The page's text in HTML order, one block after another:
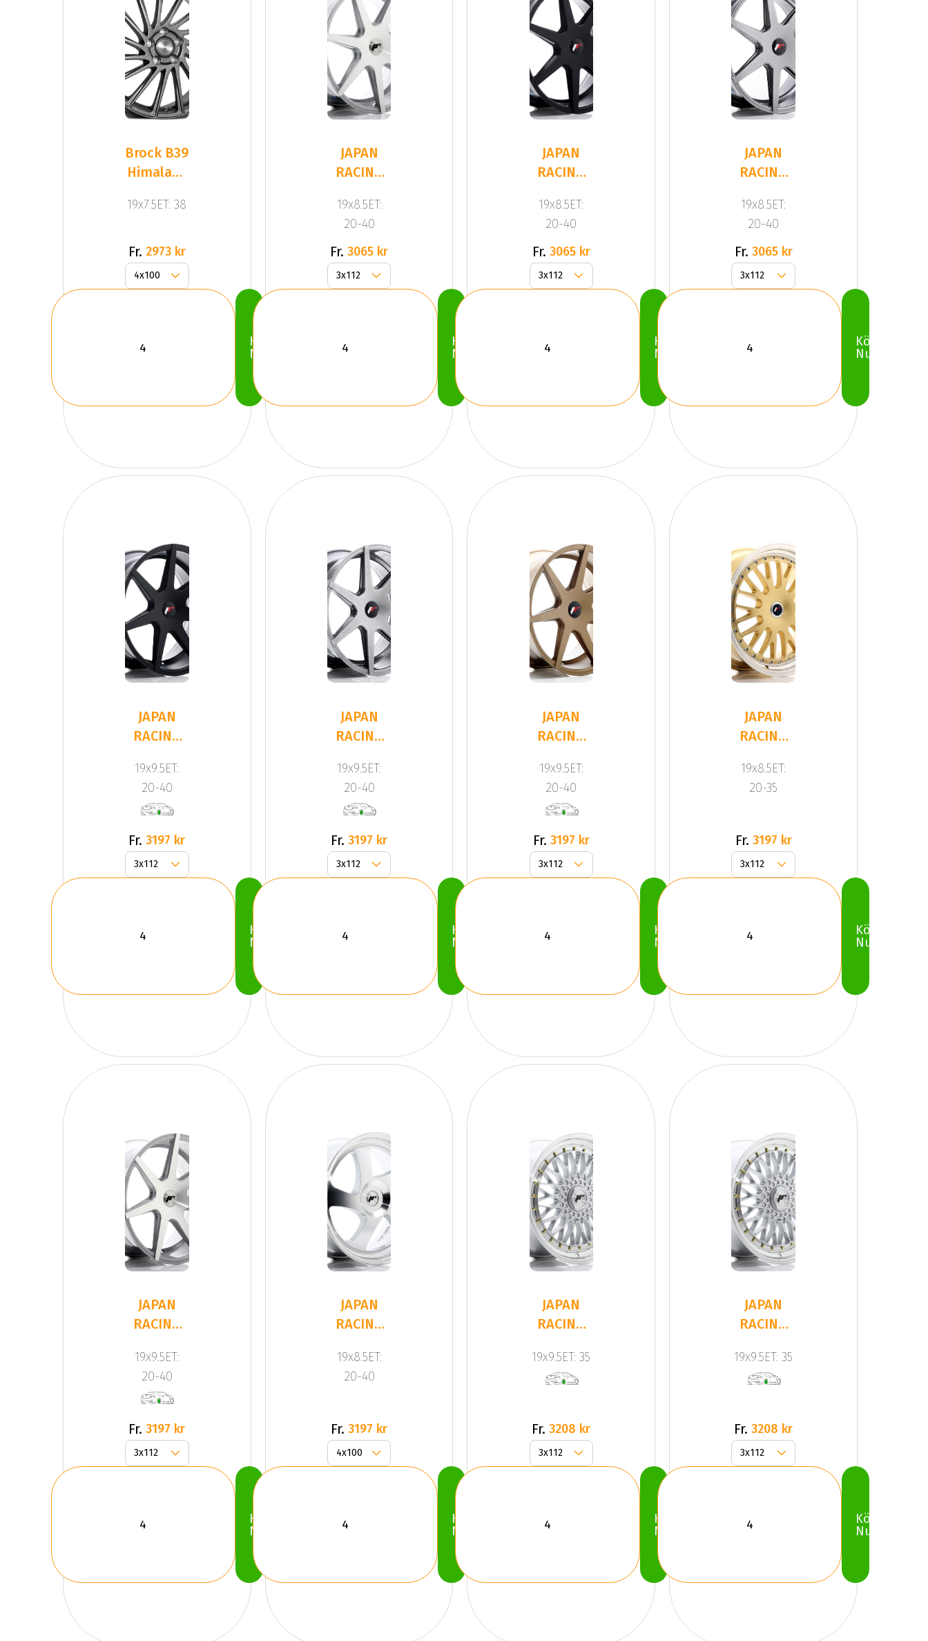
Brock B39
Himalaya
19x7.5ET: 38
Fr. 2973 kr
Köp
Nu
JAPAN
RACING
Silver
19x8.5ET:
20-40
Fr. 3065 kr
Köp
Nu
JAPAN
RACING
Black
19x8.5ET:
20-40
Fr. 3065 kr
Köp
Nu
JAPAN
RACING
Hyper
Black
19x8.5ET:
20-40
Fr. 3065 kr
Köp
Nu
JAPAN
RACING
Black
19x9.5ET:
20-40
Fr. 3197 kr
Köp
Nu
JAPAN
RACING
Hyper
Black
19x9.5ET:
20-40
Fr. 3197 kr
Köp
Nu
JAPAN
RACING
Bronze
19x9.5ET:
20-40
Fr. 3197 kr
Köp
Nu
JAPAN
RACING
19x8.5ET:
20-35
Fr. 3197 kr
Köp
Nu
JAPAN
RACING
Silver
19x9.5ET:
20-40
Fr. 3197 kr
Köp
Nu
JAPAN
RACING
Silver
19x8.5ET:
20-40
Fr. 3197 kr
Köp
Nu
JAPAN
RACING
19x9.5ET: 35
Fr. 3208 kr
Köp
Nu
JAPAN
RACING
19x9.5ET: 35
Fr. 3208 kr
Köp
Nu